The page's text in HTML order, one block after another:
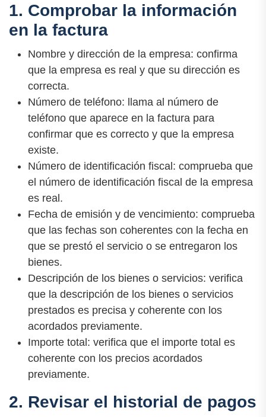
1. Comprobar la información
en la factura
Nombre y dirección de la empresa: confirma
que la empresa es real y que su dirección es
correcta.
Número de teléfono: llama al número de
teléfono que aparece en la factura para
confirmar que es correcto y que la empresa
existe.
Número de identificación fiscal: comprueba que
el número de identificación fiscal de la empresa
es real.
Fecha de emisión y de vencimiento: comprueba
que las fechas son coherentes con la fecha en
que se prestó el servicio o se entregaron los
bienes.
Descripción de los bienes o servicios: verifica
que la descripción de los bienes o servicios
prestados es precisa y coherente con los
acordados previamente.
Importe total: verifica que el importe total es
coherente con los precios acordados
previamente.
2. Revisar el historial de pagos